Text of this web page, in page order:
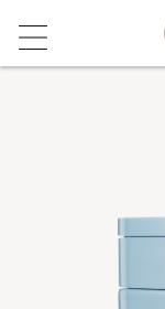
マグクリーム